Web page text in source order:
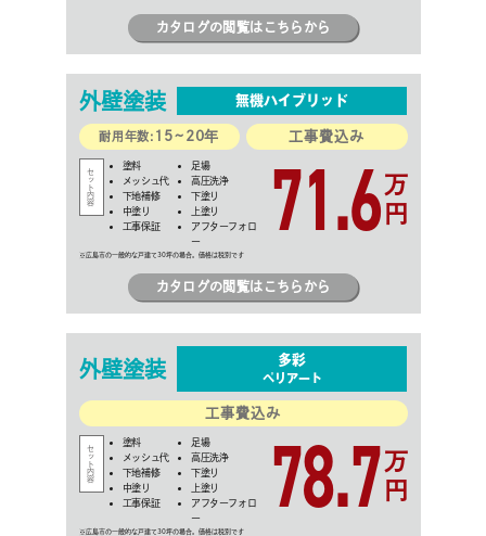
カタログの閲覧はこちらから
外壁塗装 無機ハイブリッド
耐用年数: 15~20年 工事費込み
塗料
足場
メッシュ代
高圧洗浄
下地補修
下塗り
中塗り
上塗り
工事保証
アフターフォロ
ー
71.6万
円
カタログの閲覧はこちらから
外壁塗装 多彩
ペリアート
工事費込み
塗料
足場
メッシュ代
高圧洗浄
下地補修
下塗り
中塗り
上塗り
工事保証
アフターフォロ
ー
78.7万
円